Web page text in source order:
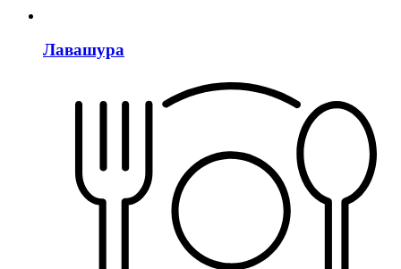
Лавашура